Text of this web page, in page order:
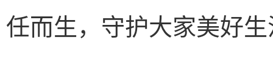
任而生，守护大家美好